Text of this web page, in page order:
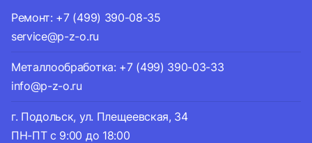
Ремонт: +7 (499) 390-08-35
service@p-z-o.ru
Металлообработка: +7 (499) 390-03-33
info@p-z-o.ru
г. Подольск, ул. Плещеевская, 34
ПН-ПТ с 9:00 до 18:00